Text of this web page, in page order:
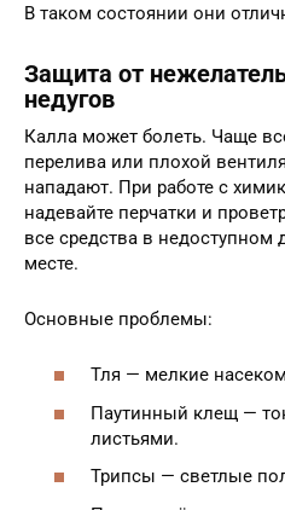
В таком состоянии они
Защита от
недугов
Калла может болеть. Чаще
перелива или плохой
нападают. При работе с
надевайте перчатки и
все средства в недоступном
месте.
Основные проблемы:
Тля — мелкие
Паутинный клещ —
листьями.
Трипсы — светлые